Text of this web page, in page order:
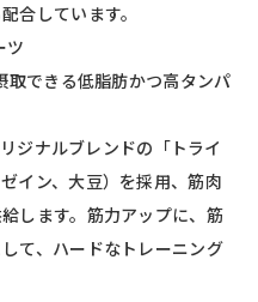
合しています。
ツ
できる低脂肪かつ高タンパ
ジナルブレンドの「トライ
イン、大豆）を採用、筋肉
します。筋力アップに、筋
て、ハードなトレーニング